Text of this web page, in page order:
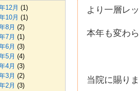
より一層レ
本年も変わ
当院に賜り
12月 (1)
10月 (1)
8月 (2)
7月 (1)
6月 (3)
5月 (4)
4月 (3)
3月 (2)
2月 (3)